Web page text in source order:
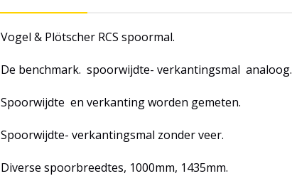
Vogel & Plötscher RCS spoormal.
De benchmark. spoorwijdte- verkantingsmal analoog.
Spoorwijdte en verkanting worden gemeten.
Spoorwijdte- verkantingsmal zonder veer.
Diverse spoorbreedtes, 1000mm, 1435mm.